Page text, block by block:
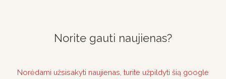
Norite gauti naujienas?
Norėdami užsisakyti naujienas, turite užpildyti šią google